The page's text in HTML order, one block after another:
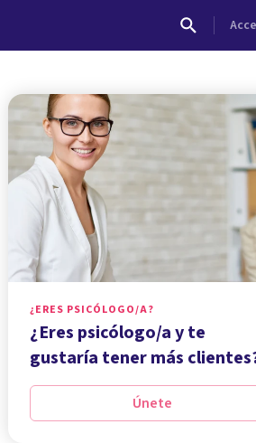
¿ERES PSICÓLOGO/A?
¿Eres psicólogo/a y te
gustaría tener más
Únete